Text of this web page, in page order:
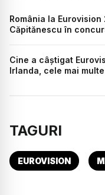
România la
Căpitănescu în
Cine a câștigat
Irlanda, cele mai
TAGURI
EUROVISION